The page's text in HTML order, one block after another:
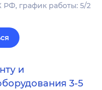
график работы: 5/2
и
3-5